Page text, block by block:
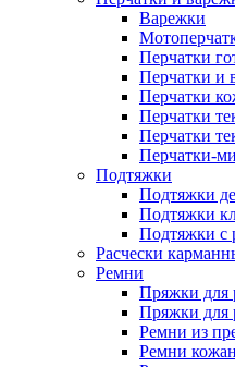
Варежки
Перчатки
Перчатки и
Перчатки
Перчатки
Перчатки
Перчатки-
Подтяжки
Подтяжки
Подтяжки
Подтяжки с
Расчески
Ремни
Пряжки для
Пряжки для
Ремни из
Ремни